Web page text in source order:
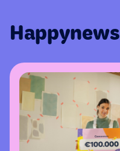
Happynews